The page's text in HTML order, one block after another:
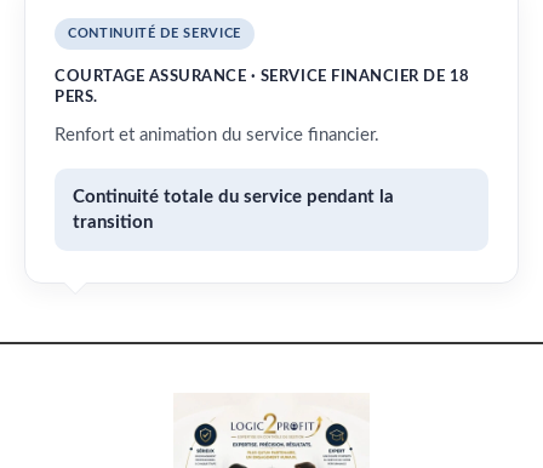
CONTINUITÉ DE SERVICE
COURTAGE ASSURANCE · SERVICE FINANCIER DE 18
PERS.
Renfort et animation du service financier.
Continuité totale du service pendant la
transition